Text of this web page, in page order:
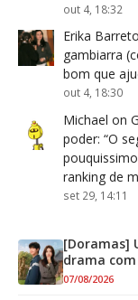
out 4, 18:32
Erika Barreto
gambiarra
bom que
out 4, 18:30
Michael on
poder: “O
ranking de
set 29, 14:11
[Doramas]
drama
07/08/2026